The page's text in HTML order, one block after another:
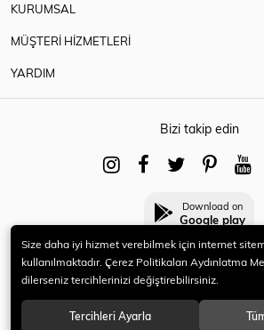
KURUMSAL
MÜŞTERİ HİZMETLERİ
YARDIM
Bizi takip edin
Download on
Google play
© 2021 HERYENİ. Tüm hakları
Size daha iyi hizmet verebilmek için internet
kullanılmaktadır. Çerez Politikaları Aydınlatma
dilerseniz tercihlerinizi değiştirebilirsiniz.
Tercihleri Ayarla